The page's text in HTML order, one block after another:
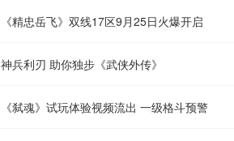
《精忠岳飞》双线17区9月25日火爆开启
神兵利刃 助你独步《武侠外传》
《弑魂》试玩体验视频流出 一级格斗预警